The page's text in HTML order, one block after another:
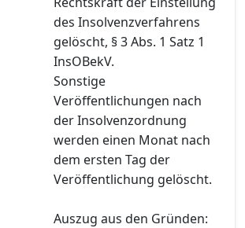
des Insolvenzverfahrens
gelöscht, § 3 Abs. 1 Satz 1
InsOBekV.
Sonstige
Veröffentlichungen nach
der Insolvenzordnung
werden einen Monat nach
dem ersten Tag der
Veröffentlichung gelöscht.
Auszug aus den Gründen: